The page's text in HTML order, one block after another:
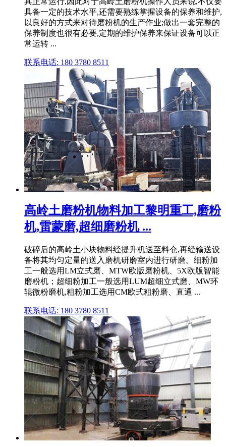
具备一定的技术水平,还需要熟练掌握设备的保养和维护,
以良好的方式来对待磨粉机的生产作业;做出一套完整的
保养制度也很有必要,定期的维护保养来保证设备可以正
常运转 ...
联系电话: 180 3780 8511
高岭土磨粉机物料加工黎明重工,磨粉
机,雷蒙磨,超细磨粉机 ...
破碎后的高岭土小块物料经提升机送至料仓,再经输送设
备将其均匀定量的送入磨机研磨室内进行研磨。细粉加
工一般选用LM立式磨、MTW欧版磨粉机、5X欧版智能
磨粉机；超细粉加工一般选用LUM超细立式磨、MW环
辊微粉磨机,粗粉加工选用CM欧式粗粉磨、直通 ...
联系电话: 180 3780 8511